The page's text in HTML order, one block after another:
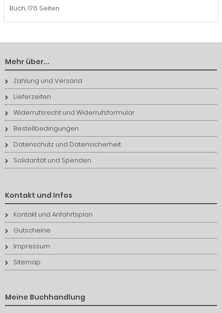
Buch, 176 Seiten
Mehr über...
Zahlung und Versand
Lieferzeiten
Widerrufsrecht und Widerrufsformular
Bestellbedingungen
Datenschutz und Datensicherheit
Solidarität und Spenden
Kontakt und Infos
Kontakt und Anfahrtsplan
Gutscheine
Impressum
Sitemap
Meine Buchhandlung